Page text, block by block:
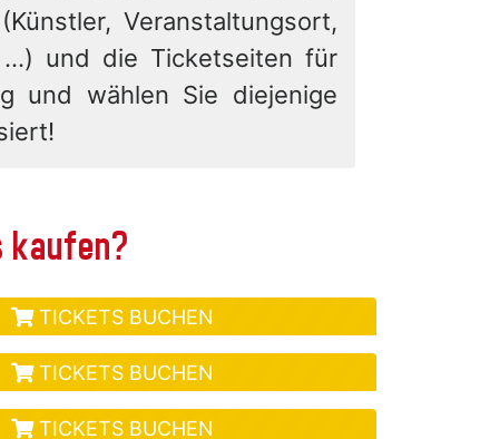
Veranstaltungsort,
und die Ticketseiten für
und wählen Sie diejenige
kaufen?
TICKETS BUCHEN
TICKETS BUCHEN
TICKETS BUCHEN